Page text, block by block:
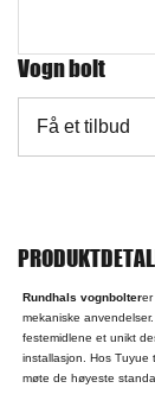
Vogn bolt
Få et tilbud
Rundhals vognbolter
mekaniske
festemidlene et unikt
installasjon. Hos Tuyue
møte de høyeste